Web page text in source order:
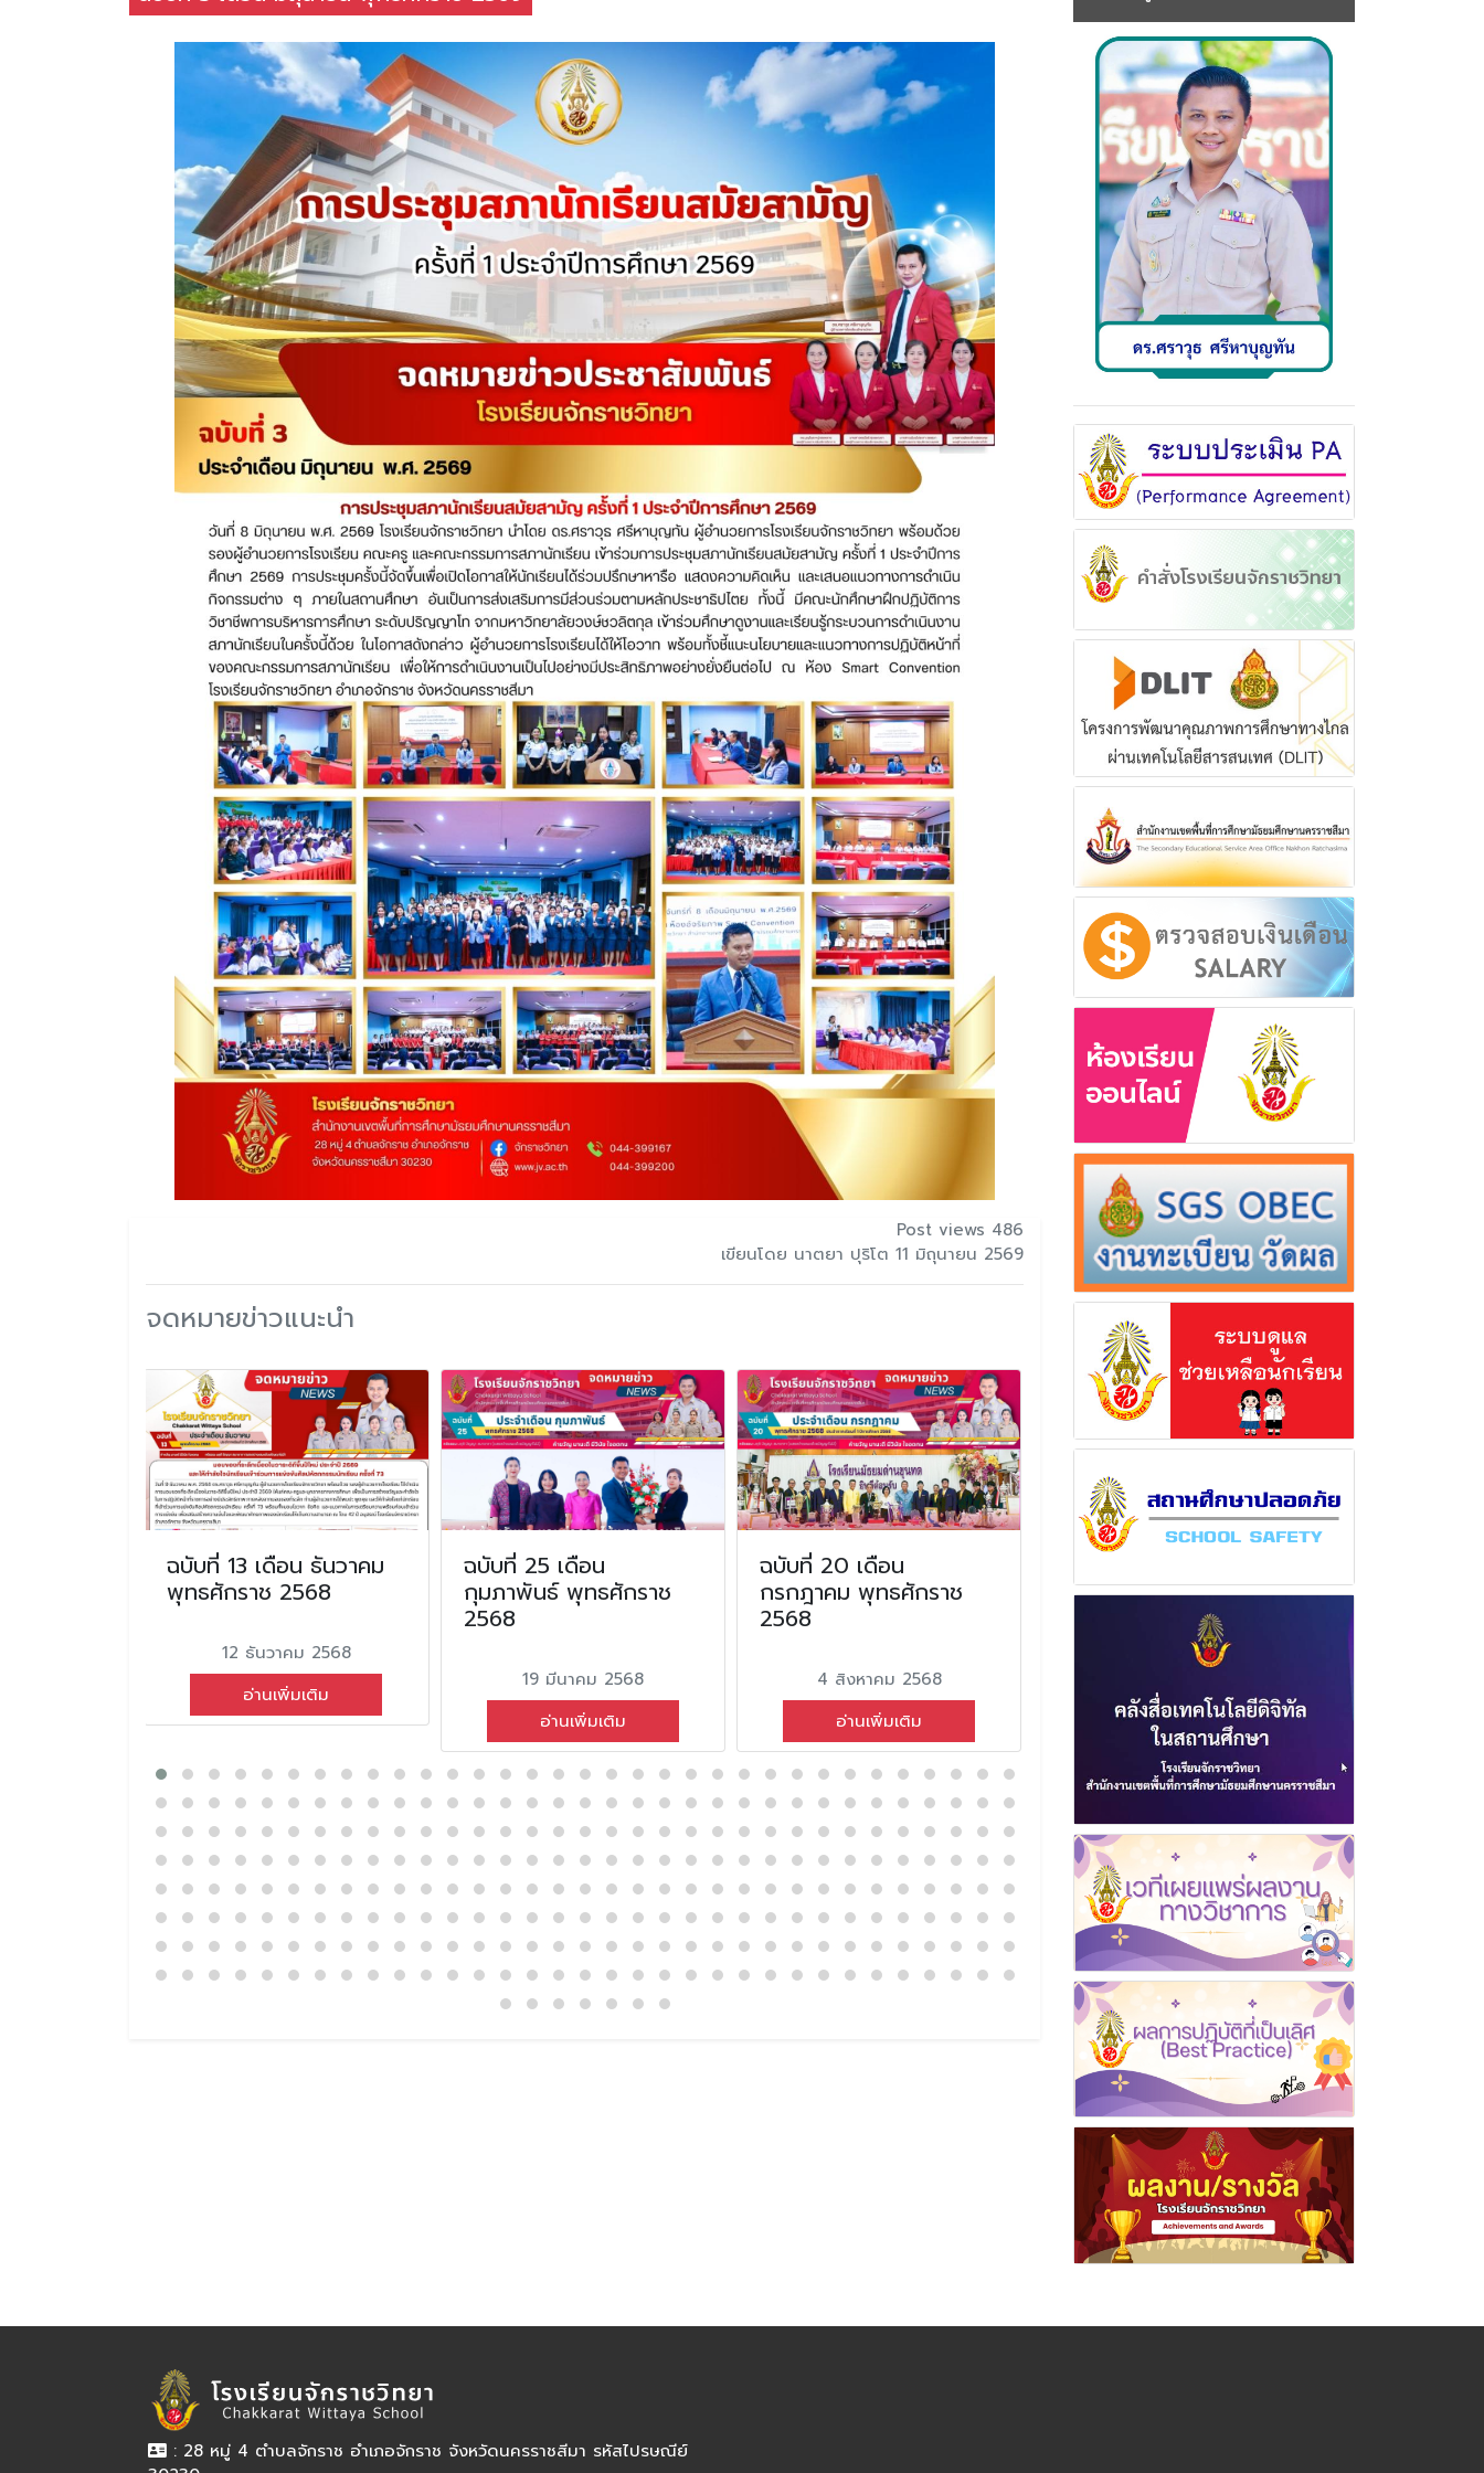
Post views 486
เขียนโดย นาตยา ปุริโต 11 มิถุนายน 2569
จดหมายข่าวแนะนำ
ฉบับที่ 13 เดือน ธันวาคม
พุทธศักราช 2568
12 ธันวาคม 2568
อ่านเพิ่มเติม
ฉบับที่ 25 เดือน
กุมภาพันธ์ พุทธศักราช
2568
19 มีนาคม 2568
อ่านเพิ่มเติม
ฉบับที่ 20 เดือน
กรกฎาคม พุทธศักราช
2568
4 สิงหาคม 2568
อ่านเพิ่มเติม
พุทธศักราช 2568
20 มกราคม 2568
อ่านเพิ่มเติม
พุทธศักราช
: 28 หมู่ 4 ตำบลจักราช อำเภอจักราช จังหวัดนครราชสีมา รหัสไปรษณีย์